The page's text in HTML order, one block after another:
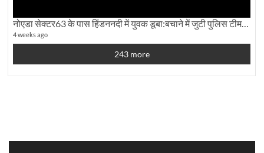
नोएडा सेक्टर63 के पास हिंडननदी में युवक डूबा:बचाने में जुटी पुलिस टीम: देखिए पूरी ग्राउंड रिपोर्टिंग
4 weeks ago
243 more